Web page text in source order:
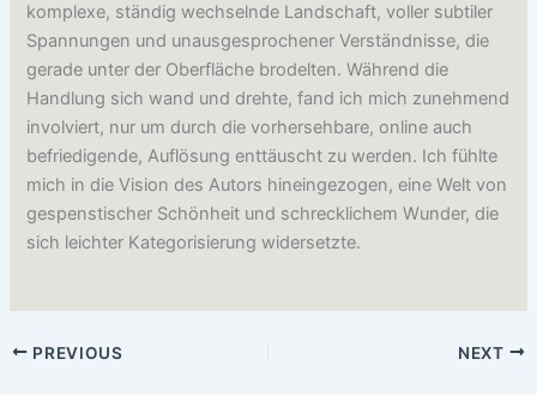
komplexe, ständig wechselnde Landschaft, voller subtiler
Spannungen und unausgesprochener Verständnisse, die
gerade unter der Oberfläche brodelten. Während die
Handlung sich wand und drehte, fand ich mich zunehmend
involviert, nur um durch die vorhersehbare, online auch
befriedigende, Auflösung enttäuscht zu werden. Ich fühlte
mich in die Vision des Autors hineingezogen, eine Welt von
gespenstischer Schönheit und schrecklichem Wunder, die
sich leichter Kategorisierung widersetzte.
PREVIOUS NEXT